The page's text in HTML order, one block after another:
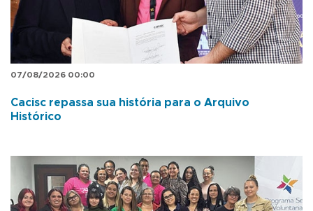
07/08/2026 00:00
Cacisc repassa sua história para o Arquivo
Histórico